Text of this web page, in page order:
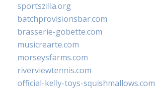
sportszilla.org
batchprovisionsbar.com
brasserie-gobette.com
musicrearte.com
morseysfarms.com
riverviewtennis.com
official-kelly-toys-squishmallows.com